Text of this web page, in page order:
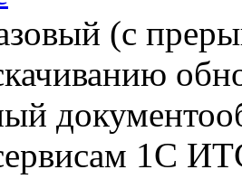
(с
1С